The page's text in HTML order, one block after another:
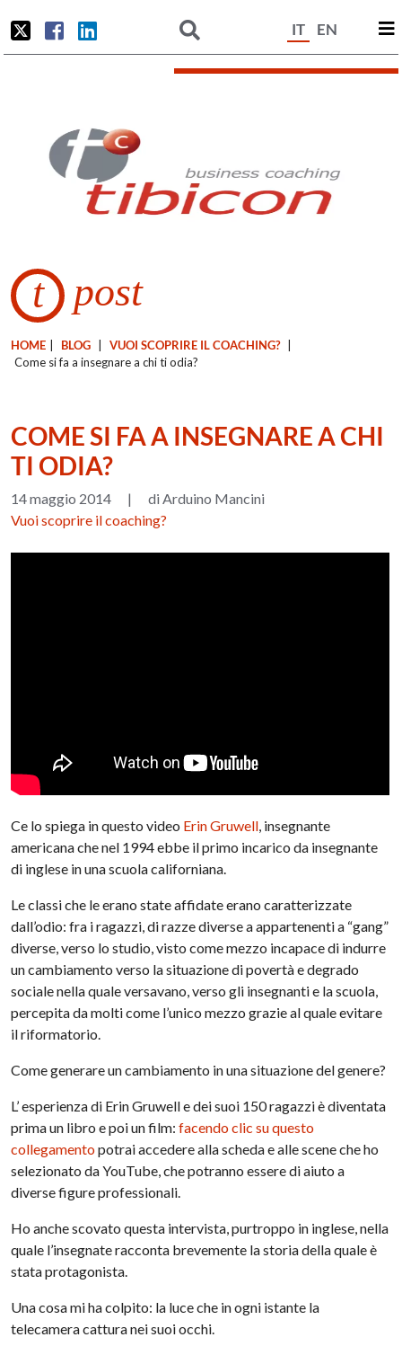
IT EN
t post
HOME BLOG VUOI SCOPRIRE IL COACHING?
Come si fa a insegnare a chi ti odia?
COME SI FA A INSEGNARE A CHI
TI ODIA?
14 maggio 2014 |
di Arduino Mancini
Vuoi scoprire il coaching?
Ce lo spiega in questo video Erin Gruwell, insegnante
americana che nel 1994 ebbe il primo incarico da insegnante
di inglese in una scuola californiana.
Le classi che le erano state affidate erano caratterizzate
dall’odio: fra i ragazzi, di razze diverse a appartenenti a “gang”
diverse, verso lo studio, visto come mezzo incapace di indurre
un cambiamento verso la situazione di povertà e degrado
sociale nella quale versavano, verso gli insegnanti e la scuola,
percepita da molti come l’unico mezzo grazie al quale evitare
il riformatorio.
Come generare un cambiamento in una situazione del genere?
L’ esperienza di Erin Gruwell e dei suoi 150 ragazzi è diventata
prima un libro e poi un film:facendo clic su questo
collegamentopotrai accedere alla scheda e alle scene che ho
selezionato da YouTube, che potranno essere di aiuto a
diverse figure professionali.
Ho anche scovato questa intervista, purtroppo in inglese, nella
quale l’insegnate racconta brevemente la storia della quale è
stata protagonista.
Una cosa mi ha colpito: la luce che in ogni istante la
telecamera cattura nei suoi occhi.